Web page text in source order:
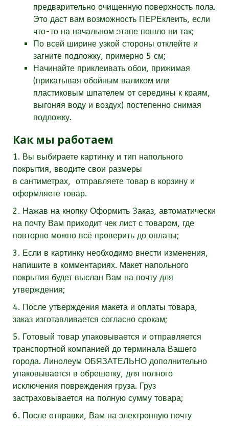
предварительно очищенную поверхность пола.
Это даст вам возможность ПЕРЕклеить, если
что-то на начальном этапе пошло ни так;
По всей ширине узкой стороны отклейте и
загните подложку, примерно 5 см;
Начинайте приклеивать обои, прижимая
(прикатывая обойным валиком или
пластиковым шпателем от середины к краям,
выгоняя воду и воздух) постепенно снимая
подложку.
Как мы работаем
1. Вы выбираете картинку и тип напольного
покрытия, вводите свои размеры
в сантиметрах,
отправляете товар в корзину и
оформляете товар.
2. Нажав на кнопку Оформить Заказ, автоматически
на почту Вам приходит чек лист с товаром, где
повторно можно всё проверить до оплаты;
3. Если в картинку необходимо внести изменения,
напишите в комментариях. Макет напольного
покрытия будет выслан Вам на почту для
утверждения;
4. После утверждения макета и оплаты товара,
заказ изготавливается согласно срокам;
5. Готовый товар упаковывается и отправляется
транспортной компанией до терминала Вашего
города. Линолеум ОБЯЗАТЕЛЬНО дополнительно
упаковывается в обрешетку, для полного
исключения повреждения груза. Груз
застраховывается на полную сумму товара;
6. После отправки, Вам на электронную почту